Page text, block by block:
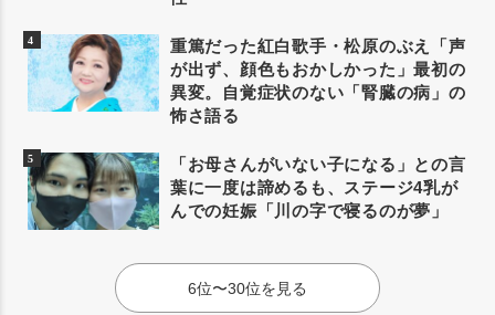
重篤だった紅白歌手・松原のぶえ「声
が出ず、顔色もおかしかった」最初の
異変。自覚症状のない「腎臓の病」の
怖さ語る
「お母さんがいない子になる」との言
葉に一度は諦めるも、ステージ4乳が
んでの妊娠「川の字で寝るのが夢」
6位〜30位を見る